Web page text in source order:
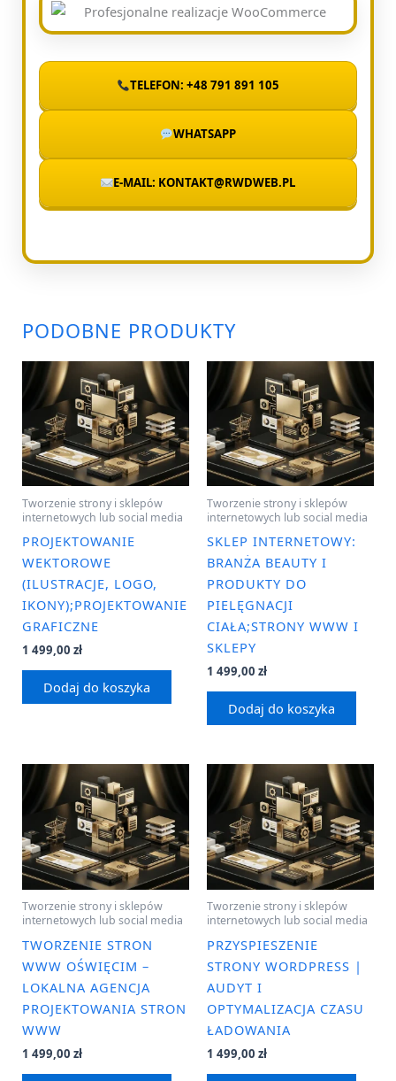
TELEFON: +48 791 891 105
WHATSAPP
E-MAIL: KONTAKT@RWDWEB.PL
PODOBNE PRODUKTY
Tworzenie strony i sklepów
internetowych lub social media
PROJEKTOWANIE
WEKTOROWE
(ILUSTRACJE, LOGO,
IKONY);PROJEKTOWANIE
GRAFICZNE
1 499,00 zł
Dodaj do koszyka
Tworzenie strony i sklepów
internetowych lub social media
SKLEP INTERNETOWY:
BRANŻA BEAUTY I
PRODUKTY DO
PIELĘGNACJI
CIAŁA;STRONY WWW I
SKLEPY
1 499,00 zł
Dodaj do koszyka
Tworzenie strony i sklepów
internetowych lub social media
TWORZENIE STRON
WWW OŚWIĘCIM –
LOKALNA AGENCJA
PROJEKTOWANIA STRON
WWW
1 499,00 zł
Tworzenie strony i sklepów
internetowych lub social media
PRZYSPIESZENIE
STRONY WORDPRESS |
AUDYT I
OPTYMALIZACJA CZASU
ŁADOWANIA
1 499,00 zł